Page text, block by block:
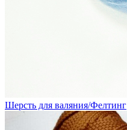
Шерсть для валяния/Фелтинг